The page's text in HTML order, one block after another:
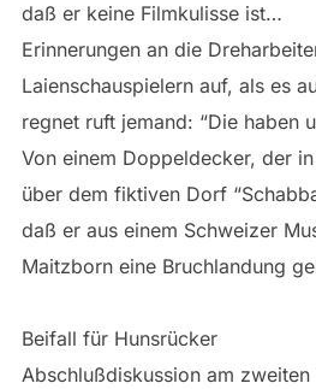
daß er keine Filmkulisse ist…
Erinnerungen an die
Laienschauspielern auf, als es
regnet ruft jemand: “Die haben
Von einem Doppeldecker, der
über dem fiktiven Dorf
daß er aus einem Schweizer
Maitzborn eine Bruchlandung
Beifall für Hunsrücker
Abschlußdiskussion am